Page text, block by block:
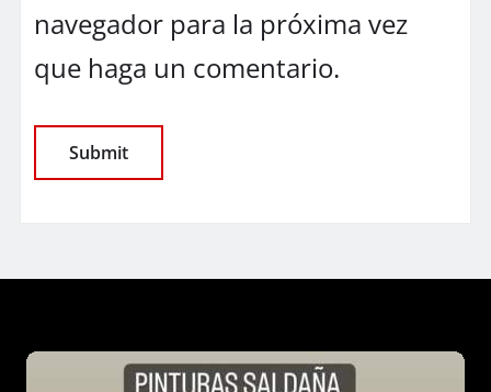
navegador para la próxima vez
que haga un comentario.